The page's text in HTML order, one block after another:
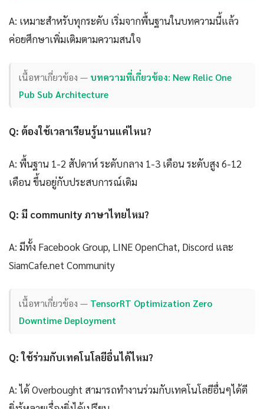
A: เหมาะสำหรับทุกระดับ เริ่มจากพื้นฐานในบทความนี้แล้ว
ค่อยศึกษาเพิ่มเติมตามความสนใจ
เนื้อหาเกี่ยวข้อง — บทความที่เกี่ยวข้อง: New Relic One
Pub Sub Architecture
Q: ต้องใช้เวลาเรียนรู้นานแค่ไหน?
A: พื้นฐาน 1-2 สัปดาห์ ระดับกลาง 1-3 เดือน ระดับสูง 6-12
เดือน ขึ้นอยู่กับประสบการณ์เดิม
Q: มี community ภาษาไทยไหม?
A: มีทั้ง Facebook Group, LINE OpenChat, Discord และ
SiamCafe.net Community
เนื้อหาเกี่ยวข้อง — TensorRT Optimization Zero
Downtime Deployment
Q: ใช้ร่วมกับเทคโนโลยีอื่นได้ไหม?
A: ได้ Overbought สามารถทำงานร่วมกับเทคโนโลยีอื่นๆได้ดี